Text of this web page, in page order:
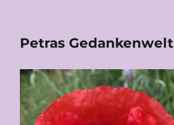
Petras Gedankenwelt